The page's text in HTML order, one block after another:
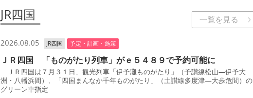
JR四国 一覧を見る
2026.08.05 JR四国 予定・計画・施策
ＪＲ四国 「ものがたり列車」がｅ５４８９で予約可能に
ＪＲ四国は７月３１日、観光列車「伊予灘ものがたり」（予讃線松山―伊予大
洲・八幡浜間）、「四国まんなか千年ものがたり」（土讃線多度津―大歩危間）の
グリーン車指定